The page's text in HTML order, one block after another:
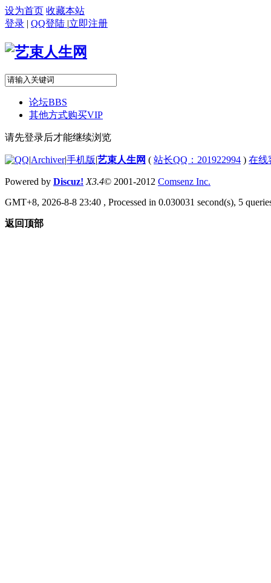
设为首页 收藏本站
登录 | QQ登陆 |立即注册
论坛BBS
其他方式购买VIP
请先登录后才能继续浏览
|Archiver|手机版|艺束人生网 ( 站长QQ：201922994 ) 在线
Powered by Discuz! X3.4© 2001-2012 Comsenz Inc.
GMT+8, 2026-8-8 23:40 , Processed in 0.030031 second(s), 5
返回顶部